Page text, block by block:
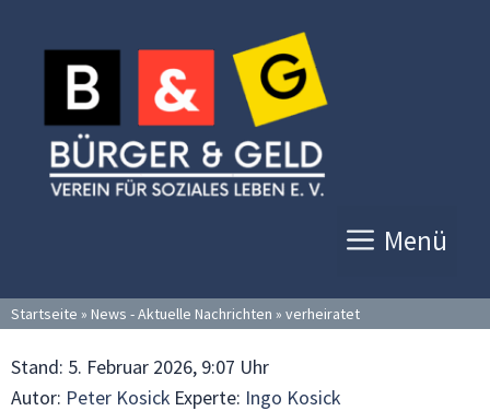
Inhalt
springen
Menü
Startseite » News - Aktuelle Nachrichten » verheiratet
Stand: 5. Februar 2026, 9:07 Uhr
Autor: Peter Kosick Experte: Ingo Kosick